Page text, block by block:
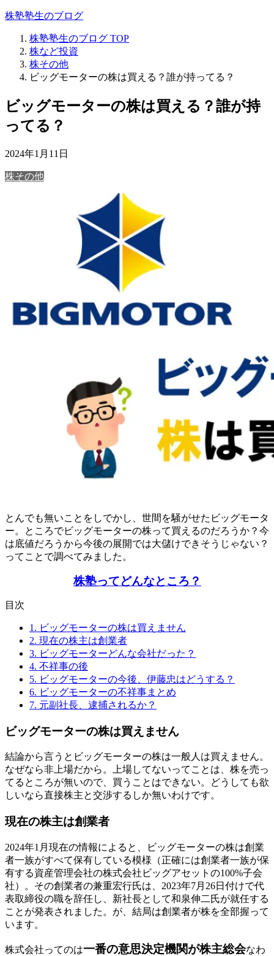
株塾塾生のブログ
株塾塾生のブログ TOP
株など投資
株その他
ビッグモーターの株は買える？誰が持ってる？
ビッグモーターの株は買える？誰が持
ってる？
2024年1月11日
株その他
とんでも無いことをしでかし、世間を騒がせたビッグモータ
ー。ところでビッグモーターの株って買えるのだろうか？今
は底値だろうから今後の展開では大儲けできそうじゃない？
ってことで調べてみました。
株塾ってどんなところ？
目次
1. ビッグモーターの株は買えません
2. 現在の株主は創業者
3. ビッグモーターどんな会社だった？
4. 不祥事の後
5. ビッグモーターの今後、伊藤忠はどうする？
6. ビッグモーターの不祥事まとめ
7. 元副社長、逮捕されるか？
ビッグモーターの株は買えません
結論から言うとビッグモーターの株は一般人は買えません。
なぜなら非上場だから。上場してないってことは、株を売っ
てるところが無いので、買うことはできない。どうしても欲
しいなら直接株主と交渉するしか無いわけです。
現在の株主は創業者
2024年1月現在の情報によると、ビッグモーターの株は創業
者一族がすべて保有している模様（正確には創業者一族が保
有する資産管理会社の株式会社ビッグアセットの100%子会
社）。その創業者の兼重宏行氏は、2023年7月26日付けで代
表取締役の職を辞任し、新社長として和泉伸二氏が就任する
ことが発表されました。が、結局は創業者が株を全部握って
います。
株式会社ってのは一番の意思決定機関が株主総会なわ